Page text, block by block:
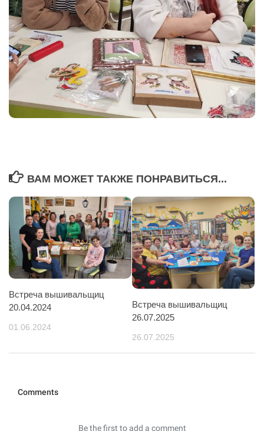
ВАМ МОЖЕТ ТАКЖЕ ПОНРАВИТЬСЯ...
Встреча вышивальщиц
20.04.2024
01.06.2024
Встреча вышивальщиц
26.07.2025
26.07.2025